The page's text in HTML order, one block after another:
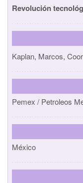
Revolución
Kaplan, Marcos,
Pemex / Petroleos
México